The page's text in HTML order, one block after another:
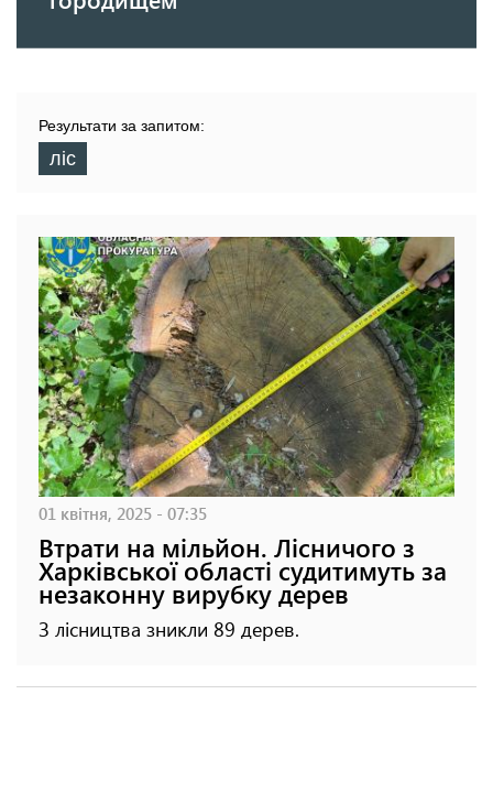
Результати за запитом:
ліс
01 квітня, 2025 - 07:35
Втрати на мільйон. Лісничого з
Харківської області судитимуть за
незаконну вирубку дерев
З лісництва зникли 89 дерев.